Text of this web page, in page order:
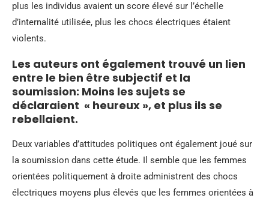
plus les individus avaient un score élevé sur l’échelle
d’internalité utilisée, plus les chocs électriques étaient
violents.
Les auteurs ont également trouvé un lien
entre le bien être subjectif et la
soumission: Moins les sujets se
déclaraient « heureux », et plus ils se
rebellaient.
Deux variables d’attitudes politiques ont également joué sur
la soumission dans cette étude. Il semble que les femmes
orientées politiquement à droite administrent des chocs
électriques moyens plus élevés que les femmes orientées à